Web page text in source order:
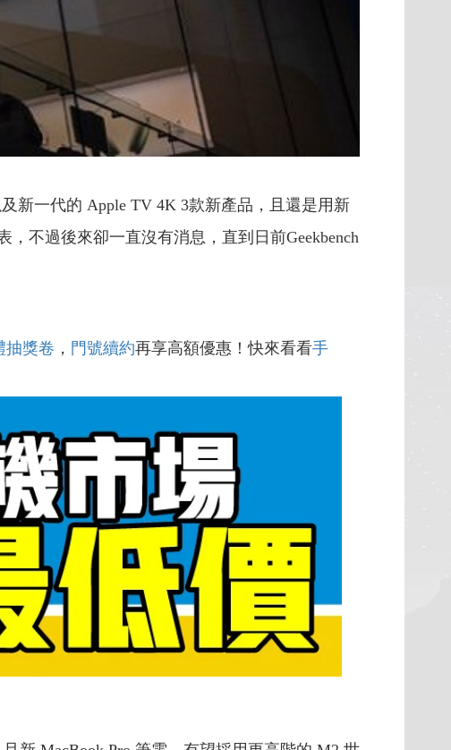
新一代的 Apple TV 4K 3款新產品，且還是用新
不過後來卻一直沒有消息，直到日前Geekbench
抽獎卷 ， 門號續約再享高額優惠！快來看看手